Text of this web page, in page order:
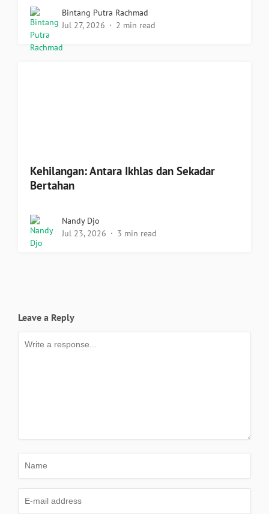
Bintang Putra Rachmad
Jul 27, 2026
2 min read
Kehilangan: Antara Ikhlas dan Sekadar
Bertahan
Nandy Djo
Jul 23, 2026
3 min read
Leave a Reply